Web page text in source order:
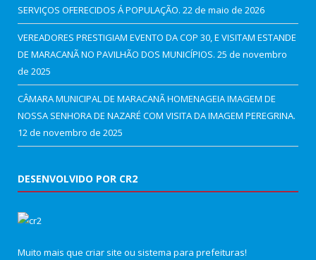
SERVIÇOS OFERECIDOS Á POPULAÇÃO. 22 de maio de 2026
VEREADORES PRESTIGIAM EVENTO DA COP 30, E VISITAM ESTANDE
DE MARACANÃ NO PAVILHÃO DOS MUNICÍPIOS. 25 de novembro
de 2025
CÂMARA MUNICIPAL DE MARACANÃ HOMENAGEIA IMAGEM DE
NOSSA SENHORA DE NAZARÉ COM VISITA DA IMAGEM PEREGRINA.
12 de novembro de 2025
DESENVOLVIDO POR CR2
Muito mais que criar site ou sistema para prefeituras!